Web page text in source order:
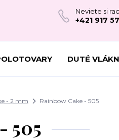
Neviete si
+421 917
DUTÉ
- 2 mm Rainbow Cake - 505
505